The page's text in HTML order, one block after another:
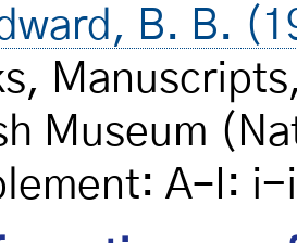
B. B.
Museum
A–I: